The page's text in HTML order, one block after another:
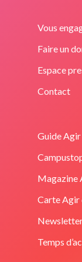
Vous
Faire un
Espace
Contact
Guide Agir
Magazine
Carte Agir
Temps